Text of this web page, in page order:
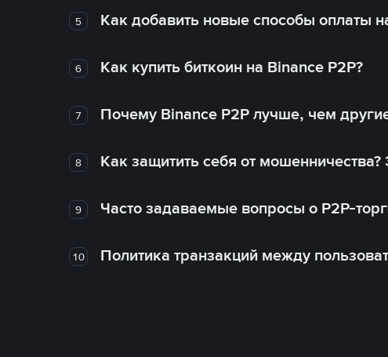
5 Как добавить новые способы оплаты
6 Как купить биткоин на Binance P2P?
7 Почему Binance P2P лучше, чем
8 Как защитить себя от
9 Часто задаваемые вопросы о P2P-
10 Политика транзакций между